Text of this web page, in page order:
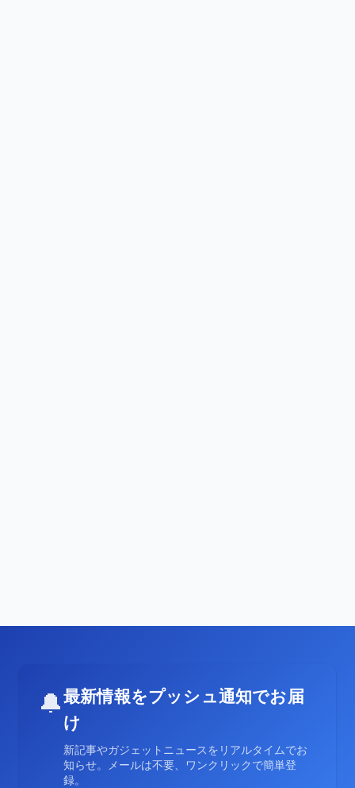
🔔最新情報をプッシュ通知でお届
け
新記事やガジェットニュースをリアルタイムでお
知らせ。メールは不要、ワンクリックで簡単登
録。